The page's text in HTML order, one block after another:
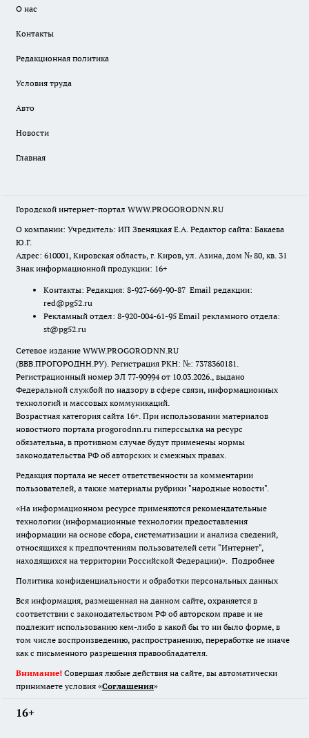
О нас
Контакты
Редакционная политика
Условия труда
Авто
Новости
Главная
Городской интернет-портал WWW.PROGORODNN.RU
О компании: Учредитель: ИП Звеняцкая Е.А. Редактор сайта: Бакаева
Ю.Г.
Адрес: 610001, Кировская область, г. Киров, ул. Азина, дом № 80, кв. 31
Знак информационной продукции: 16+
Контакты: Редакция: 8-927-669-90-87 Email редакции:
red@pg52.ru
Рекламный отдел: 8-920-004-61-95 Email рекламного отдела:
st@pg52.ru
Сетевое издание WWW.PROGORODNN.RU
(ВВВ.ПРОГОРОДНН.РУ). Регистрация РКН: №: 7378360181.
Регистрационный номер ЭЛ 77-90994 от 10.03.2026., выдано
Федеральной службой по надзору в сфере связи, информационных
технологий и массовых коммуникаций.
Возрастная категория сайта 16+. При использовании материалов
новостного портала progorodnn.ru гиперссылка на ресурс
обязательна, в противном случае будут применены нормы
законодательства РФ об авторских и смежных правах.
Редакция портала не несет ответственности за комментарии
пользователей, а также материалы рубрики "народные новости".
«На информационном ресурсе применяются рекомендательные
технологии (информационные технологии предоставления
информации на основе сбора, систематизации и анализа сведений,
относящихся к предпочтениям пользователей сети "Интернет",
находящихся на территории Российской Федерации)». Подробнее
Политика конфиденциальности и обработки персональных данных
Вся информация, размещенная на данном сайте, охраняется в
соответствии с законодательством РФ об авторском праве и не
подлежит использованию кем-либо в какой бы то ни было форме, в
том числе воспроизведению, распространению, переработке не иначе
как с письменного разрешения правообладателя.
Внимание! Совершая любые действия на сайте, вы автоматически
принимаете условия «Cоглашения»
16+